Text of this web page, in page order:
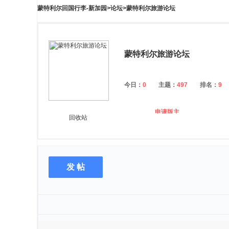
蒙特利尔回国行李-新加园>论坛>蒙特利尔旅游论坛
蒙特利尔旅游论坛
今日： 0 主题： 497 排名： 9
申请版主
回收站
发 帖